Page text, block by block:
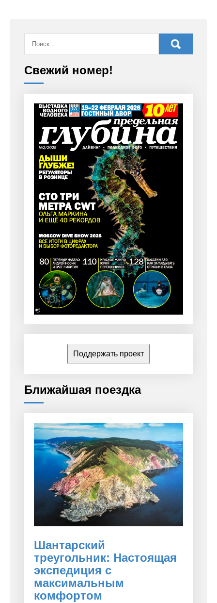
Свежий номер!
Поддержать проект
Ближайшая поездка
Шантарский
треугольник: Настоящая
экспедиция с
максимальным
комфортом